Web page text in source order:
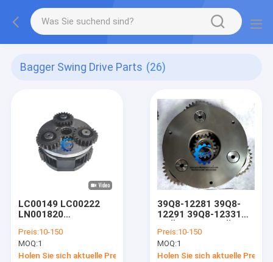
Bagger Swing Drive Parts (26)
LC00149 LC00222
LN001820
Sonnenschwing-
Reduzierungsgetriebe
Cx210 Sh210
Preis:10-150
MOQ:1
Holen Sie sich aktuelle Preis
39Q8-12281 39Q8-
12291 39Q8-12331
HX300 HX300LC
R300LC-9​ BAGGER
SCHWENKANTRIEB
Preis:10-150
MOQ:1
Holen Sie sich aktuelle Preis